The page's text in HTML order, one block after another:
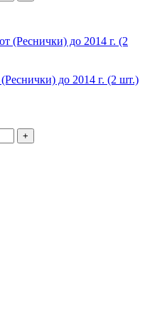
до 2014 г. (2 шт.)
+